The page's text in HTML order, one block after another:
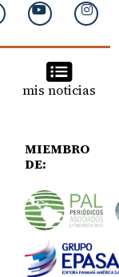
mis noticias
MIEMBRO
DE: